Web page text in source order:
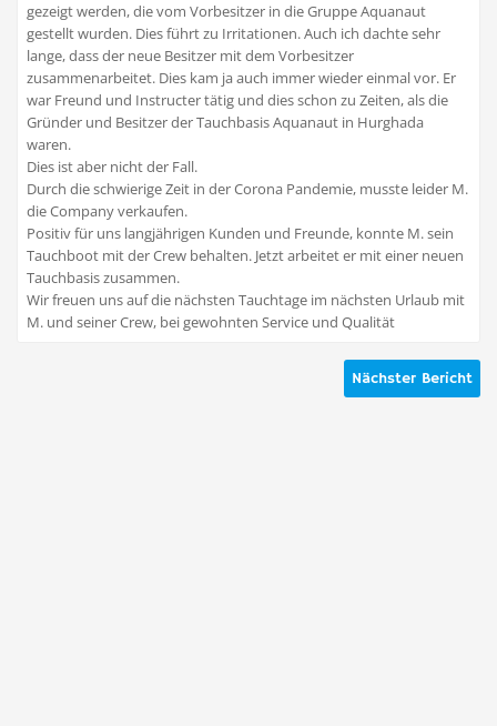
gezeigt werden, die vom Vorbesitzer in die Gruppe Aquanaut
gestellt wurden. Dies führt zu Irritationen. Auch ich dachte sehr
lange, dass der neue Besitzer mit dem Vorbesitzer
zusammenarbeitet. Dies kam ja auch immer wieder einmal vor. Er
war Freund und Instructer tätig und dies schon zu Zeiten, als die
Gründer und Besitzer der Tauchbasis Aquanaut in Hurghada
waren.
Dies ist aber nicht der Fall.
Durch die schwierige Zeit in der Corona Pandemie, musste leider M.
die Company verkaufen.
Positiv für uns langjährigen Kunden und Freunde, konnte M. sein
Tauchboot mit der Crew behalten. Jetzt arbeitet er mit einer neuen
Tauchbasis zusammen.
Wir freuen uns auf die nächsten Tauchtage im nächsten Urlaub mit
M. und seiner Crew, bei gewohnten Service und Qualität
Nächster Bericht